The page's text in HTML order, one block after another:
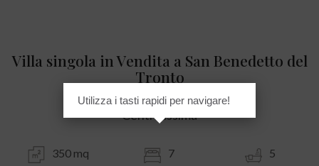
Villa singola in Vendita a San Benedetto del
Tronto
Centralissima
350 mq 7 5
Utilizza i tasti rapidi per navigare!